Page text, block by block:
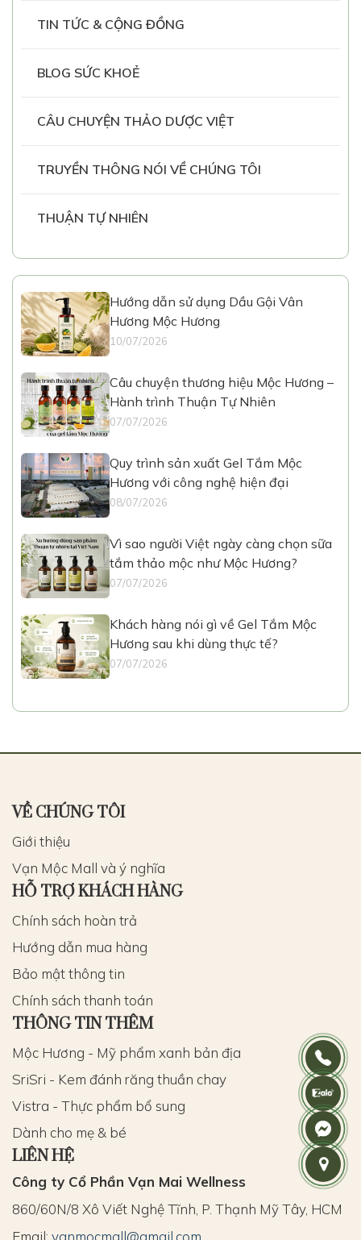
TIN TỨC & CỘNG ĐỒNG
BLOG SỨC KHOẺ
CÂU CHUYỆN THẢO DƯỢC VIỆT
TRUYỀN THÔNG NÓI VỀ CHÚNG TÔI
THUẬN TỰ NHIÊN
Hướng dẫn sử dụng Dầu Gội Vân
Hương Mộc Hương
10/07/2026
Câu chuyện thương hiệu Mộc Hương –
Hành trình Thuận Tự Nhiên
07/07/2026
Quy trình sản xuất Gel Tắm Mộc
Hương với công nghệ hiện đại
08/07/2026
Vì sao người Việt ngày càng chọn sữa
tắm thảo mộc như Mộc Hương?
07/07/2026
Khách hàng nói gì về Gel Tắm Mộc
Hương sau khi dùng thực tế?
07/07/2026
VỀ CHÚNG TÔI
Giới thiệu
Vạn Mộc Mall và ý nghĩa
HỖ TRỢ KHÁCH HÀNG
Chính sách hoàn trả
Hướng dẫn mua hàng
Bảo mật thông tin
Chính sách thanh toán
THÔNG TIN THÊM
Mộc Hương - Mỹ phẩm xanh bản địa
SriSri - Kem đánh răng thuần chay
Vistra - Thực phẩm bổ sung
Dành cho mẹ & bé
LIÊN HỆ
Công ty Cổ Phần Vạn Mai Wellness
860/60N/8 Xô Viết Nghệ Tĩnh, P. Thạnh Mỹ Tây, HCM
Email: vanmocmall@gmail.com